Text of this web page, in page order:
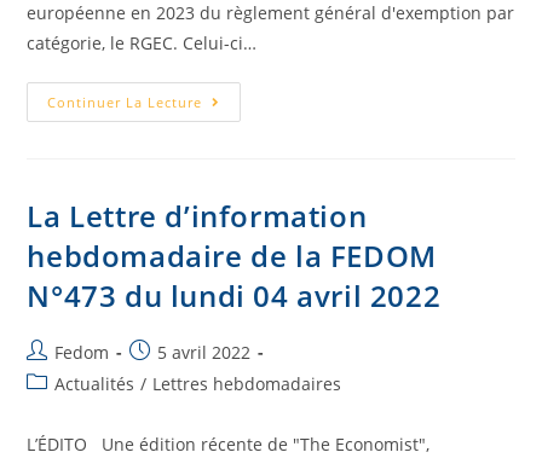
européenne en 2023 du règlement général d'exemption par
catégorie, le RGEC. Celui-ci…
Continuer La Lecture
La Lettre d’information
hebdomadaire de la FEDOM
N°473 du lundi 04 avril 2022
Fedom
5 avril 2022
Actualités / Lettres hebdomadaires
L’ÉDITO Une édition récente de "The Economist",